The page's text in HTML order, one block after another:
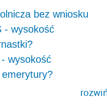
bez wniosku
- wysokość
wysokość